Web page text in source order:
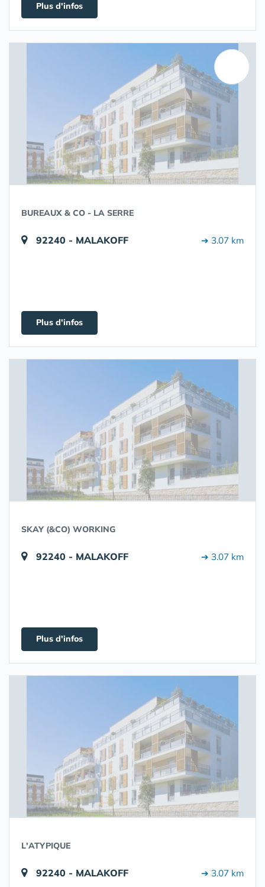
Plus d'infos
BUREAUX & CO - LA SERRE
92240 - MALAKOFF ➔ 3.07 km
Plus d'infos
SKAY (&CO) WORKING
92240 - MALAKOFF ➔ 3.07 km
Plus d'infos
L'ATYPIQUE
92240 - MALAKOFF ➔ 3.07 km